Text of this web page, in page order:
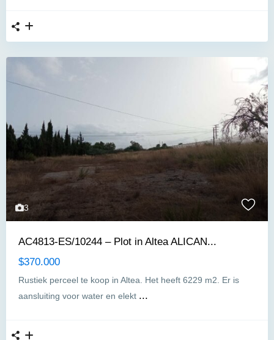
3
AC4813-ES/10244 – Plot in Altea ALICAN...
$370.000
Rustiek perceel te koop in Altea. Het heeft 6229 m2. Er is
aansluiting voor water en elekt ...